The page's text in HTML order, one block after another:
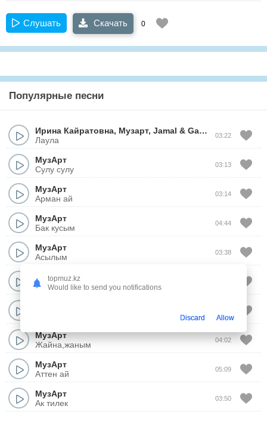
Слушать Скачать 0
Популярные песни
Ирина Кайратовна, Музарт, Jamal & Ganja
Лаула
03:22
МузАрт
Сулу сулу
03:13
МузАрт
Арман ай
03:14
МузАрт
Бак кусым
04:44
МузАрт
Асылым
03:38
МузАрт
Адемим
МузАрт
Жайна,жаным
04:02
МузАрт
Аттен ай
05:09
МузАрт
Ак тилек
03:50
topmuz.kz
Would like to send you notifications
Discard Allow